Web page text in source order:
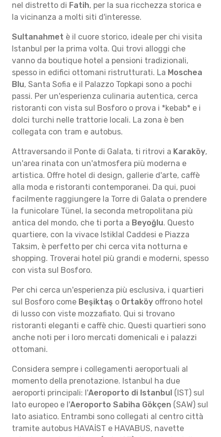
nel distretto di Fatih, per la sua ricchezza storica e
la vicinanza a molti siti d'interesse.
Sultanahmet è il cuore storico, ideale per chi visita
Istanbul per la prima volta. Qui trovi alloggi che
vanno da boutique hotel a pensioni tradizionali,
spesso in edifici ottomani ristrutturati. La Moschea
Blu, Santa Sofia e il Palazzo Topkapi sono a pochi
passi. Per un'esperienza culinaria autentica, cerca
ristoranti con vista sul Bosforo o prova i *kebab* e i
dolci turchi nelle trattorie locali. La zona è ben
collegata con tram e autobus.
Attraversando il Ponte di Galata, ti ritrovi a Karaköy,
un'area rinata con un'atmosfera più moderna e
artistica. Offre hotel di design, gallerie d'arte, caffè
alla moda e ristoranti contemporanei. Da qui, puoi
facilmente raggiungere la Torre di Galata o prendere
la funicolare Tünel, la seconda metropolitana più
antica del mondo, che ti porta a Beyoğlu. Questo
quartiere, con la vivace Istiklal Caddesi e Piazza
Taksim, è perfetto per chi cerca vita notturna e
shopping. Troverai hotel più grandi e moderni, spesso
con vista sul Bosforo.
Per chi cerca un'esperienza più esclusiva, i quartieri
sul Bosforo come Beşiktaş o Ortaköy offrono hotel
di lusso con viste mozzafiato. Qui si trovano
ristoranti eleganti e caffè chic. Questi quartieri sono
anche noti per i loro mercati domenicali e i palazzi
ottomani.
Considera sempre i collegamenti aeroportuali al
momento della prenotazione. Istanbul ha due
aeroporti principali: l'Aeroporto di Istanbul (IST) sul
lato europeo e l'Aeroporto Sabiha Gökçen (SAW) sul
lato asiatico. Entrambi sono collegati al centro città
tramite autobus HAVAİST e HAVABUS, navette